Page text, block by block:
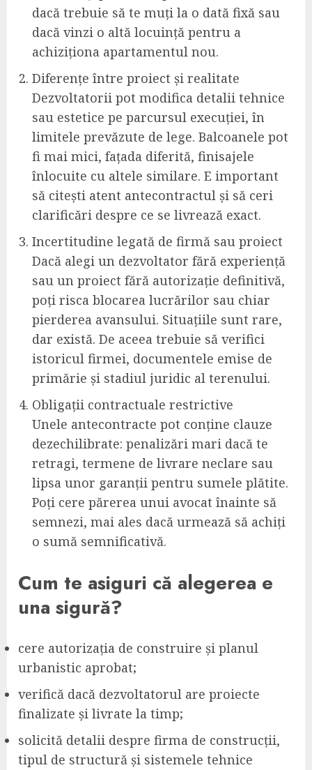
dacă trebuie să te muți la o dată fixă sau
dacă vinzi o altă locuință pentru a
achiziționa apartamentul nou.
Diferențe între proiect și realitate
Dezvoltatorii pot modifica detalii tehnice
sau estetice pe parcursul execuției, în
limitele prevăzute de lege. Balcoanele pot
fi mai mici, fațada diferită, finisajele
înlocuite cu altele similare. E important
să citești atent antecontractul și să ceri
clarificări despre ce se livrează exact.
Incertitudine legată de firmă sau proiect
Dacă alegi un dezvoltator fără experiență
sau un proiect fără autorizație definitivă,
poți risca blocarea lucrărilor sau chiar
pierderea avansului. Situațiile sunt rare,
dar există. De aceea trebuie să verifici
istoricul firmei, documentele emise de
primărie și stadiul juridic al terenului.
Obligații contractuale restrictive
Unele antecontracte pot conține clauze
dezechilibrate: penalizări mari dacă te
retragi, termene de livrare neclare sau
lipsa unor garanții pentru sumele plătite.
Poți cere părerea unui avocat înainte să
semnezi, mai ales dacă urmează să achiți
o sumă semnificativă.
Cum te asiguri că alegerea e
una sigură?
cere autorizația de construire și planul
urbanistic aprobat;
verifică dacă dezvoltatorul are proiecte
finalizate și livrate la timp;
solicită detalii despre firma de construcții,
tipul de structură și sistemele tehnice